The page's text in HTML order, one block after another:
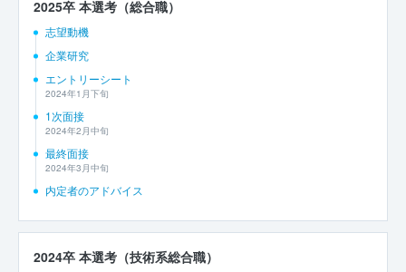
2025卒 本選考（総合職）
志望動機
企業研究
エントリーシート
2024年1月下旬
1次面接
2024年2月中旬
最終面接
2024年3月中旬
内定者のアドバイス
2024卒 本選考（技術系総合職）